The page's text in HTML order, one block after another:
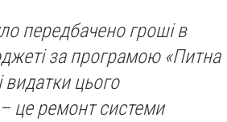
передбачено гроші в
за програмою «Питна
видатки цього
це ремонт системи